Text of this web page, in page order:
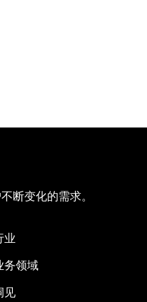
断变化的需求。
业
务领域
见